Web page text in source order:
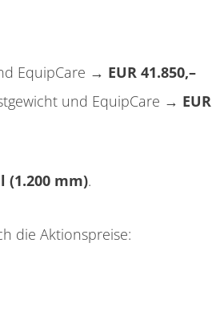
EquipCare → EUR 41.850,–
und EquipCare → EUR
(1.200 mm).
die Aktionspreise: